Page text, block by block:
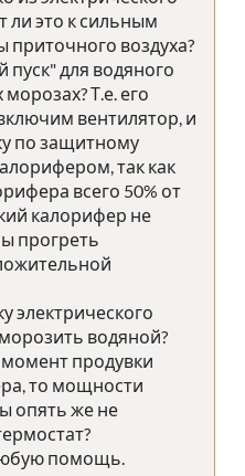
ли это к сильным
воздуха?
пуск" для водяного
Т.е. его
вентилятор, и
по защитному
так как
всего 50% от
калорифер не
прогреть
электрического
водяной?
продувки
то мощности
опять же не
помощь.